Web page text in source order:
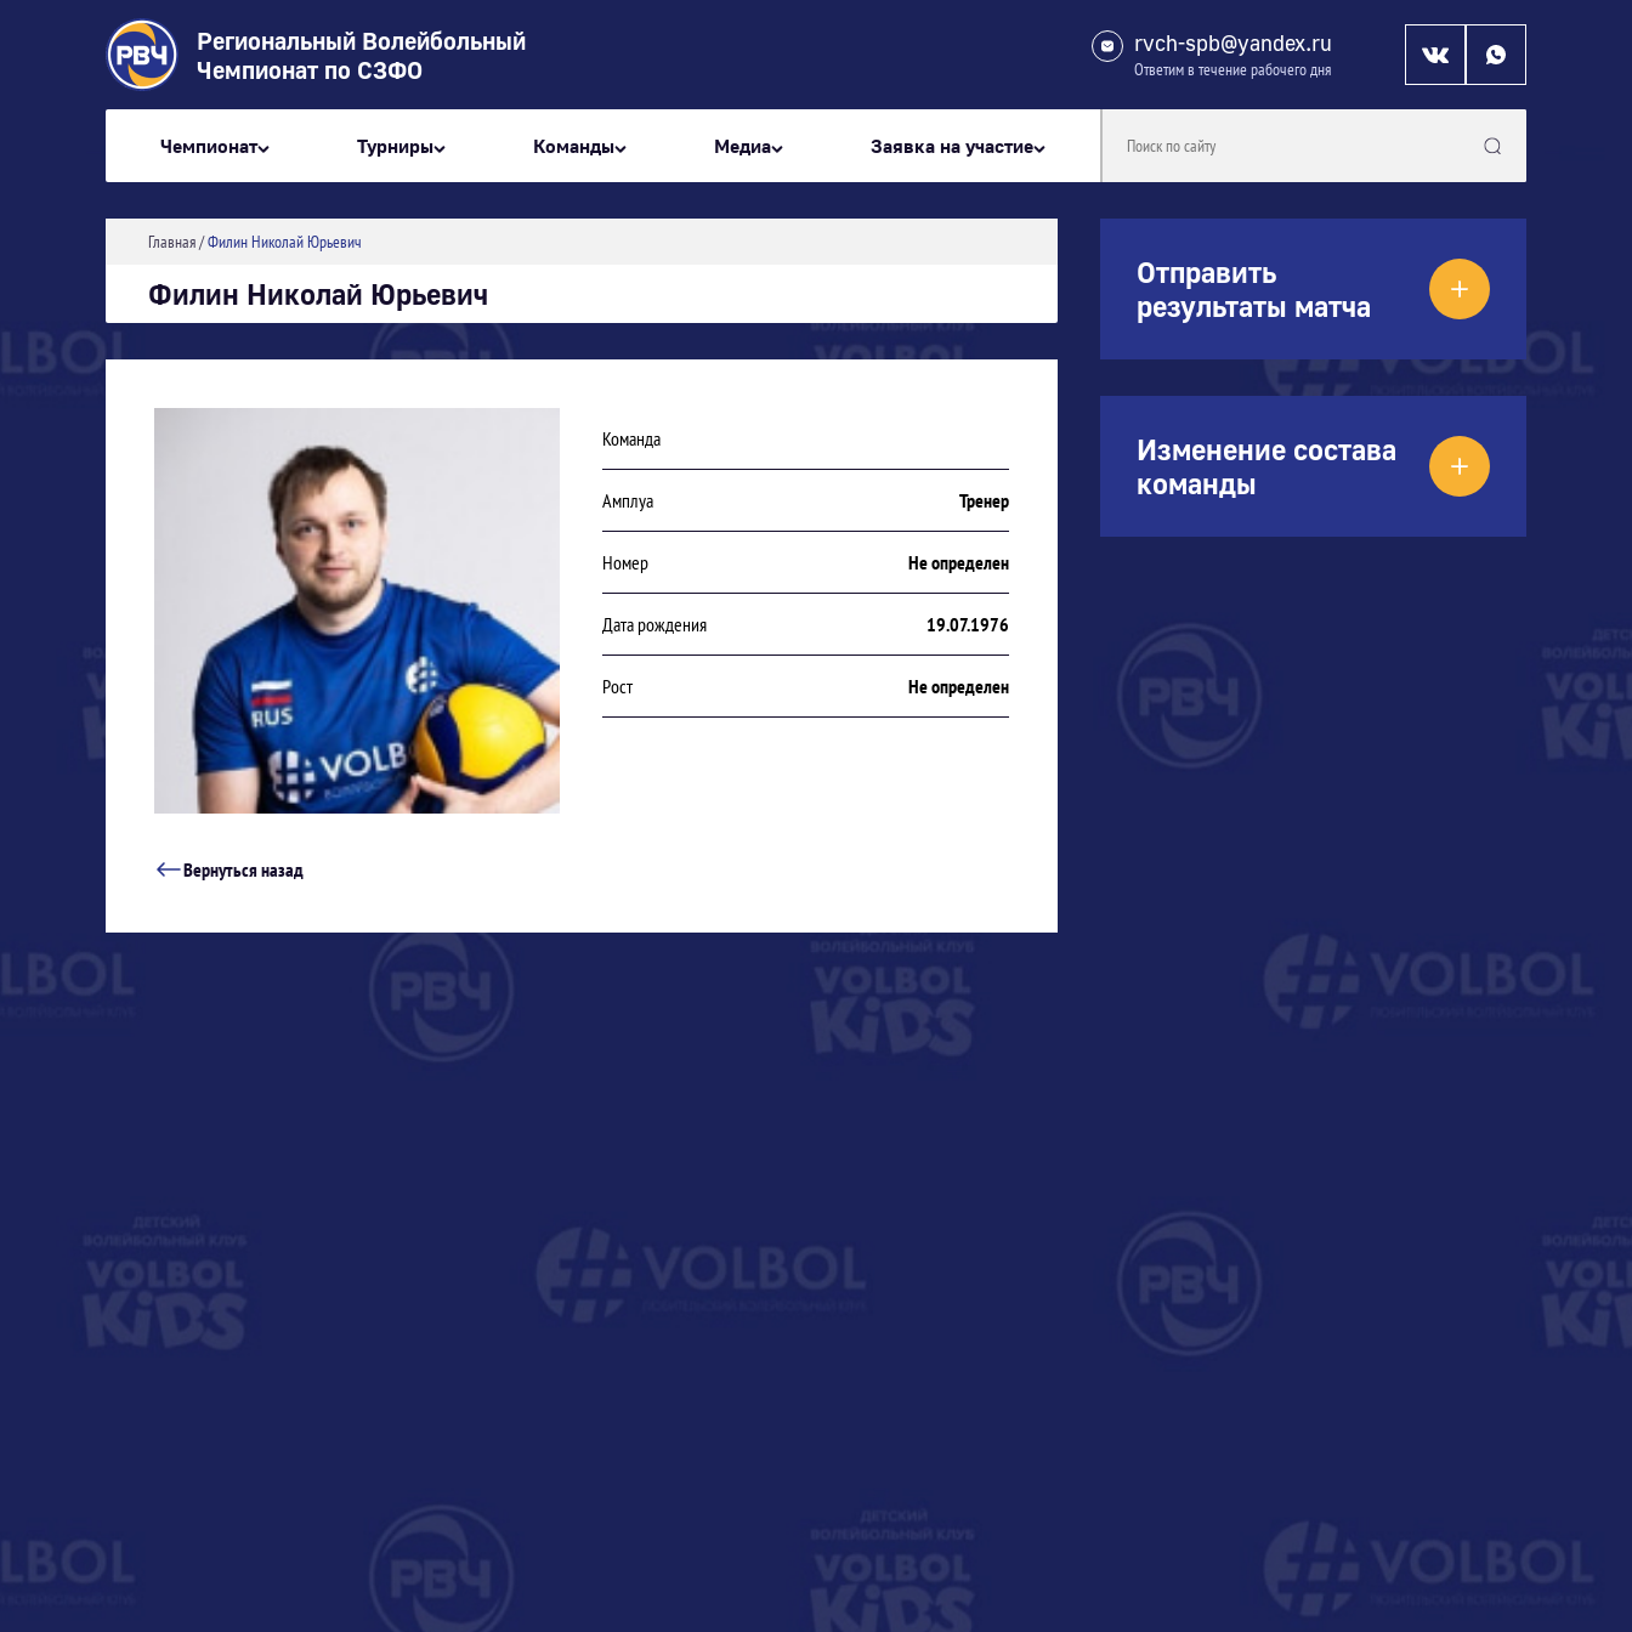
Региональный Волейбольный
Чемпионат по СЗФО
rvch-spb@yandex.ru
Ответим в течение рабочего дня
Чемпионат Турниры Команды Медиа Заявка на участие
Главная/Филин Николай Юрьевич
Филин Николай Юрьевич
Команда
Амплуа Тренер
Номер Не определен
Дата рождения 19.07.1976
Рост Не определен
Вернуться назад
Отправить
результаты матча
Изменение состава
команды